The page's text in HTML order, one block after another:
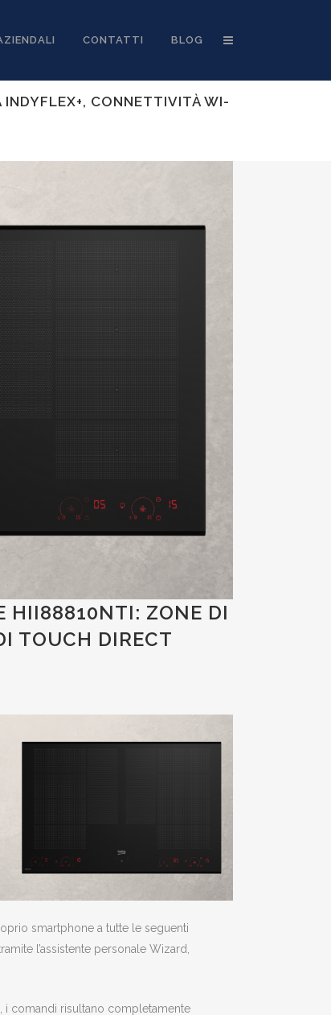
CONTATTI BLOG
CONNETTIVITÀ WI-
HII88810NTI: ZONE DI
TOUCH DIRECT
smartphone a tutte le seguenti
l’assistente personale Wizard,
i comandi risultano completamente